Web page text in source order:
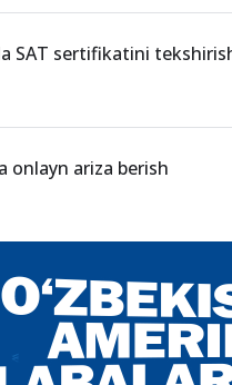
onlayn ariza berish